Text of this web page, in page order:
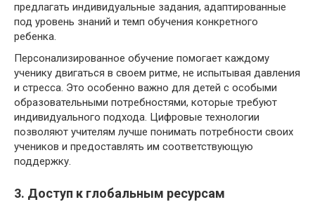
предлагать индивидуальные задания, адаптированные
под уровень знаний и темп обучения конкретного
ребенка.
Персонализированное обучение помогает каждому
ученику двигаться в своем ритме, не испытывая давления
и стресса. Это особенно важно для детей с особыми
образовательными потребностями, которые требуют
индивидуального подхода. Цифровые технологии
позволяют учителям лучше понимать потребности своих
учеников и предоставлять им соответствующую
поддержку.
3. Доступ к глобальным ресурсам